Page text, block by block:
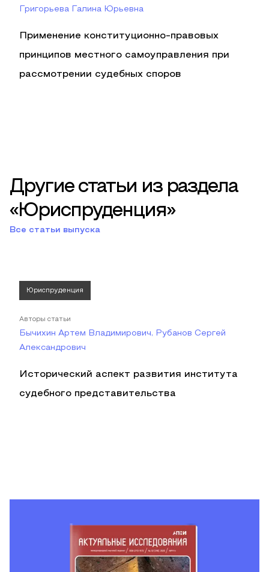
Григорьева Галина Юрьевна
Применение конституционно-правовых
принципов местного самоуправления при
рассмотрении судебных споров
Другие статьи из раздела
«Юриспруденция»
Все статьи выпуска
Юриспруденция
Авторы статьи
Бычихин Артем Владимирович, Рубанов Сергей
Александрович
Исторический аспект развития института
судебного представительства